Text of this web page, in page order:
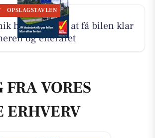
OPSLAGSTAVLEN
hjælper med at få bilen klar
og efteråret
FRA VORES
ERHVERV